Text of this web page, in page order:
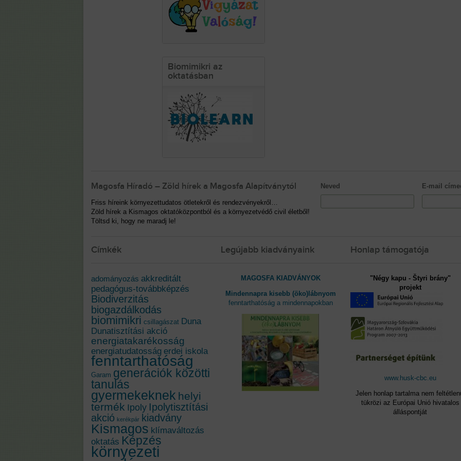
Biomimikri az
oktatásban
Magosfa Híradó – Zöld hírek a Magosfa Alapítványtól
Friss híreink környezettudatos ötletekről és rendezvényekről…
Zöld hírek a Kismagos oktatóközpontból és a környezetvédő civil életből!
Töltsd ki, hogy ne maradj le!
Neved E-mail
Címkék
adományozás akkreditált
pedagógus-továbbképzés
Biodiverzitás
biogazdálkodás
biomimikri csillagászat Duna
Dunatisztítási akció
energiatakarékosság
energiatudatosság erdei iskola
fenntarthatóság
Garam generációk közötti
tanulás
gyermekeknek helyi
termék Ipoly Ipolytisztítási
akció kerékpár kiadvány
Kismagos klímaváltozás
oktatás Képzés
környezeti
Legújabb kiadványaink
MAGOSFA KIADVÁNYOK
Mindennapra kisebb (öko)lábnyom
fenntarthatóság a mindennapokban
Honlap támogatója
"Négy kapu - Štyri brány"
projekt
www.husk-cbc.eu
Jelen honlap tartalma nem
tükrözi az Európai Unió hivatalos
álláspontját